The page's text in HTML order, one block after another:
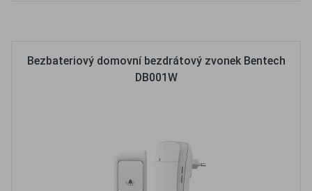
Bezbateriový domovní bezdrátový zvonek Bentech
DB001W